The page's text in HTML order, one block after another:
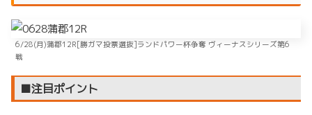
6/28(月)蒲郡12R[勝ガマ投票選抜]ランドパワー杯争奪 ヴィーナスシリーズ第6
戦
■注目ポイント